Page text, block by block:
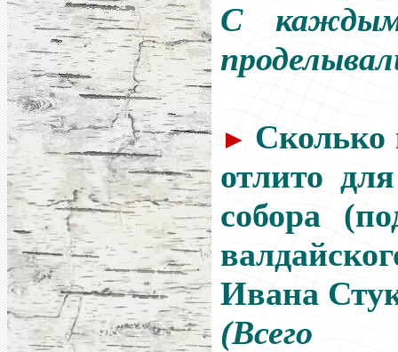
С
► Сколько
отлито
собора
Ивана
(Всего